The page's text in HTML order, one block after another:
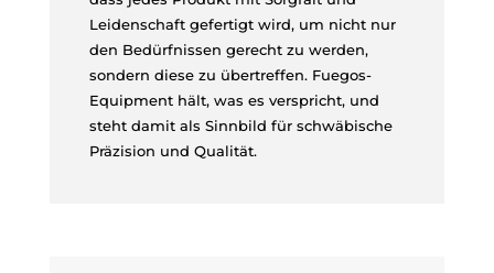
Leidenschaft gefertigt wird, um nicht nur
den Bedürfnissen gerecht zu werden,
sondern diese zu übertreffen. Fuegos-
Equipment hält, was es verspricht, und
steht damit als Sinnbild für schwäbische
Präzision und Qualität.